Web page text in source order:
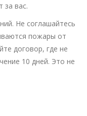
за вас.
Не соглашайтесь
пожары от
договор, где не
10 дней. Это не